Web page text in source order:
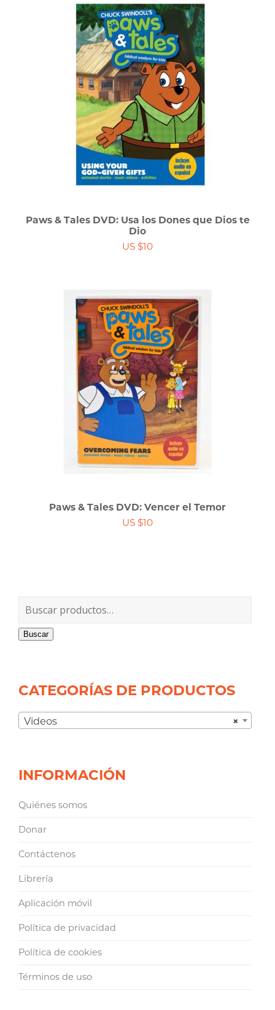
Paws & Tales DVD: Usa los Dones que Dios te
Dio
US $10
Paws & Tales DVD: Vencer el Temor
US $10
Buscar
CATEGORÍAS DE PRODUCTOS
×
Videos
INFORMACIÓN
Quiénes somos
Donar
Contáctenos
Librería
Aplicación móvil
Política de privacidad
Política de cookies
Términos de uso